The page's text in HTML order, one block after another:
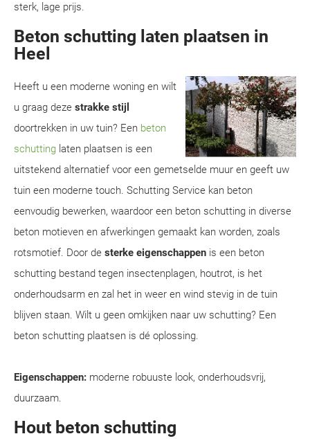
sterk, lage prijs.
Beton schutting laten plaatsen in
Heel
Heeft u een moderne woning en wilt
u graag deze strakke stijl
doortrekken in uw tuin? Een beton
schutting laten plaatsen is een
uitstekend alternatief voor een gemetselde muur en geeft uw
tuin een moderne touch. Schutting Service kan beton
eenvoudig bewerken, waardoor een beton schutting in diverse
beton motieven en afwerkingen gemaakt kan worden, zoals
rotsmotief. Door de sterke eigenschappen is een beton
schutting bestand tegen insectenplagen, houtrot, is het
onderhoudsarm en zal het in weer en wind stevig in de tuin
blijven staan. Wilt u geen omkijken naar uw schutting? Een
beton schutting plaatsen is dé oplossing.
Eigenschappen: moderne robuuste look, onderhoudsvrij,
duurzaam.
Hout beton schutting